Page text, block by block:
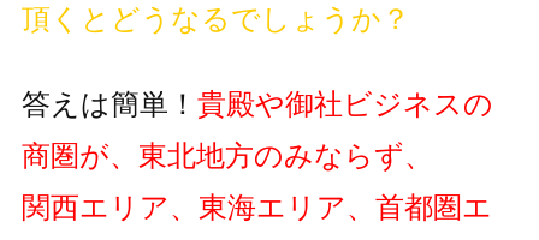
頂くとどうなるでしょうか？
答えは簡単！ 貴殿や御社ビジネスの
商圏が、東北地方のみならず、
関西エリア、東海エリア、首都圏エ